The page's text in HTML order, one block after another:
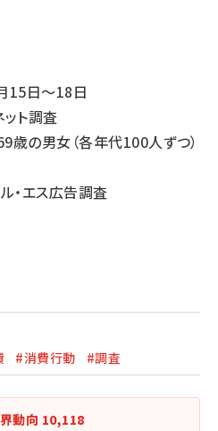
15日～18日
ット調査
歳の男女（各年代100人ずつ）
ル・エス広告調査
#消費行動 #調査
動向 10,118